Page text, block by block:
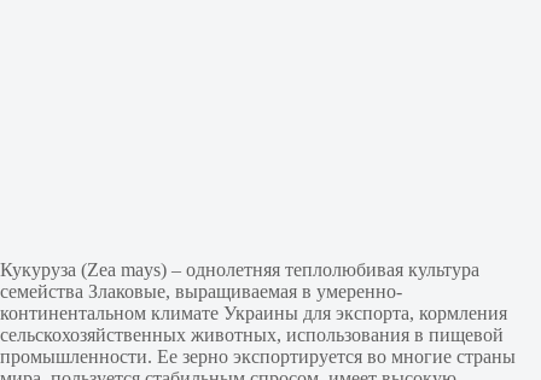
Кукуруза (Zea mays) – однолетняя теплолюбивая культура
семейства Злаковые, выращиваемая в умеренно-
континентальном климате Украины для экспорта, кормления
сельскохозяйственных животных, использования в пищевой
промышленности. Ее зерно экспортируется во многие страны